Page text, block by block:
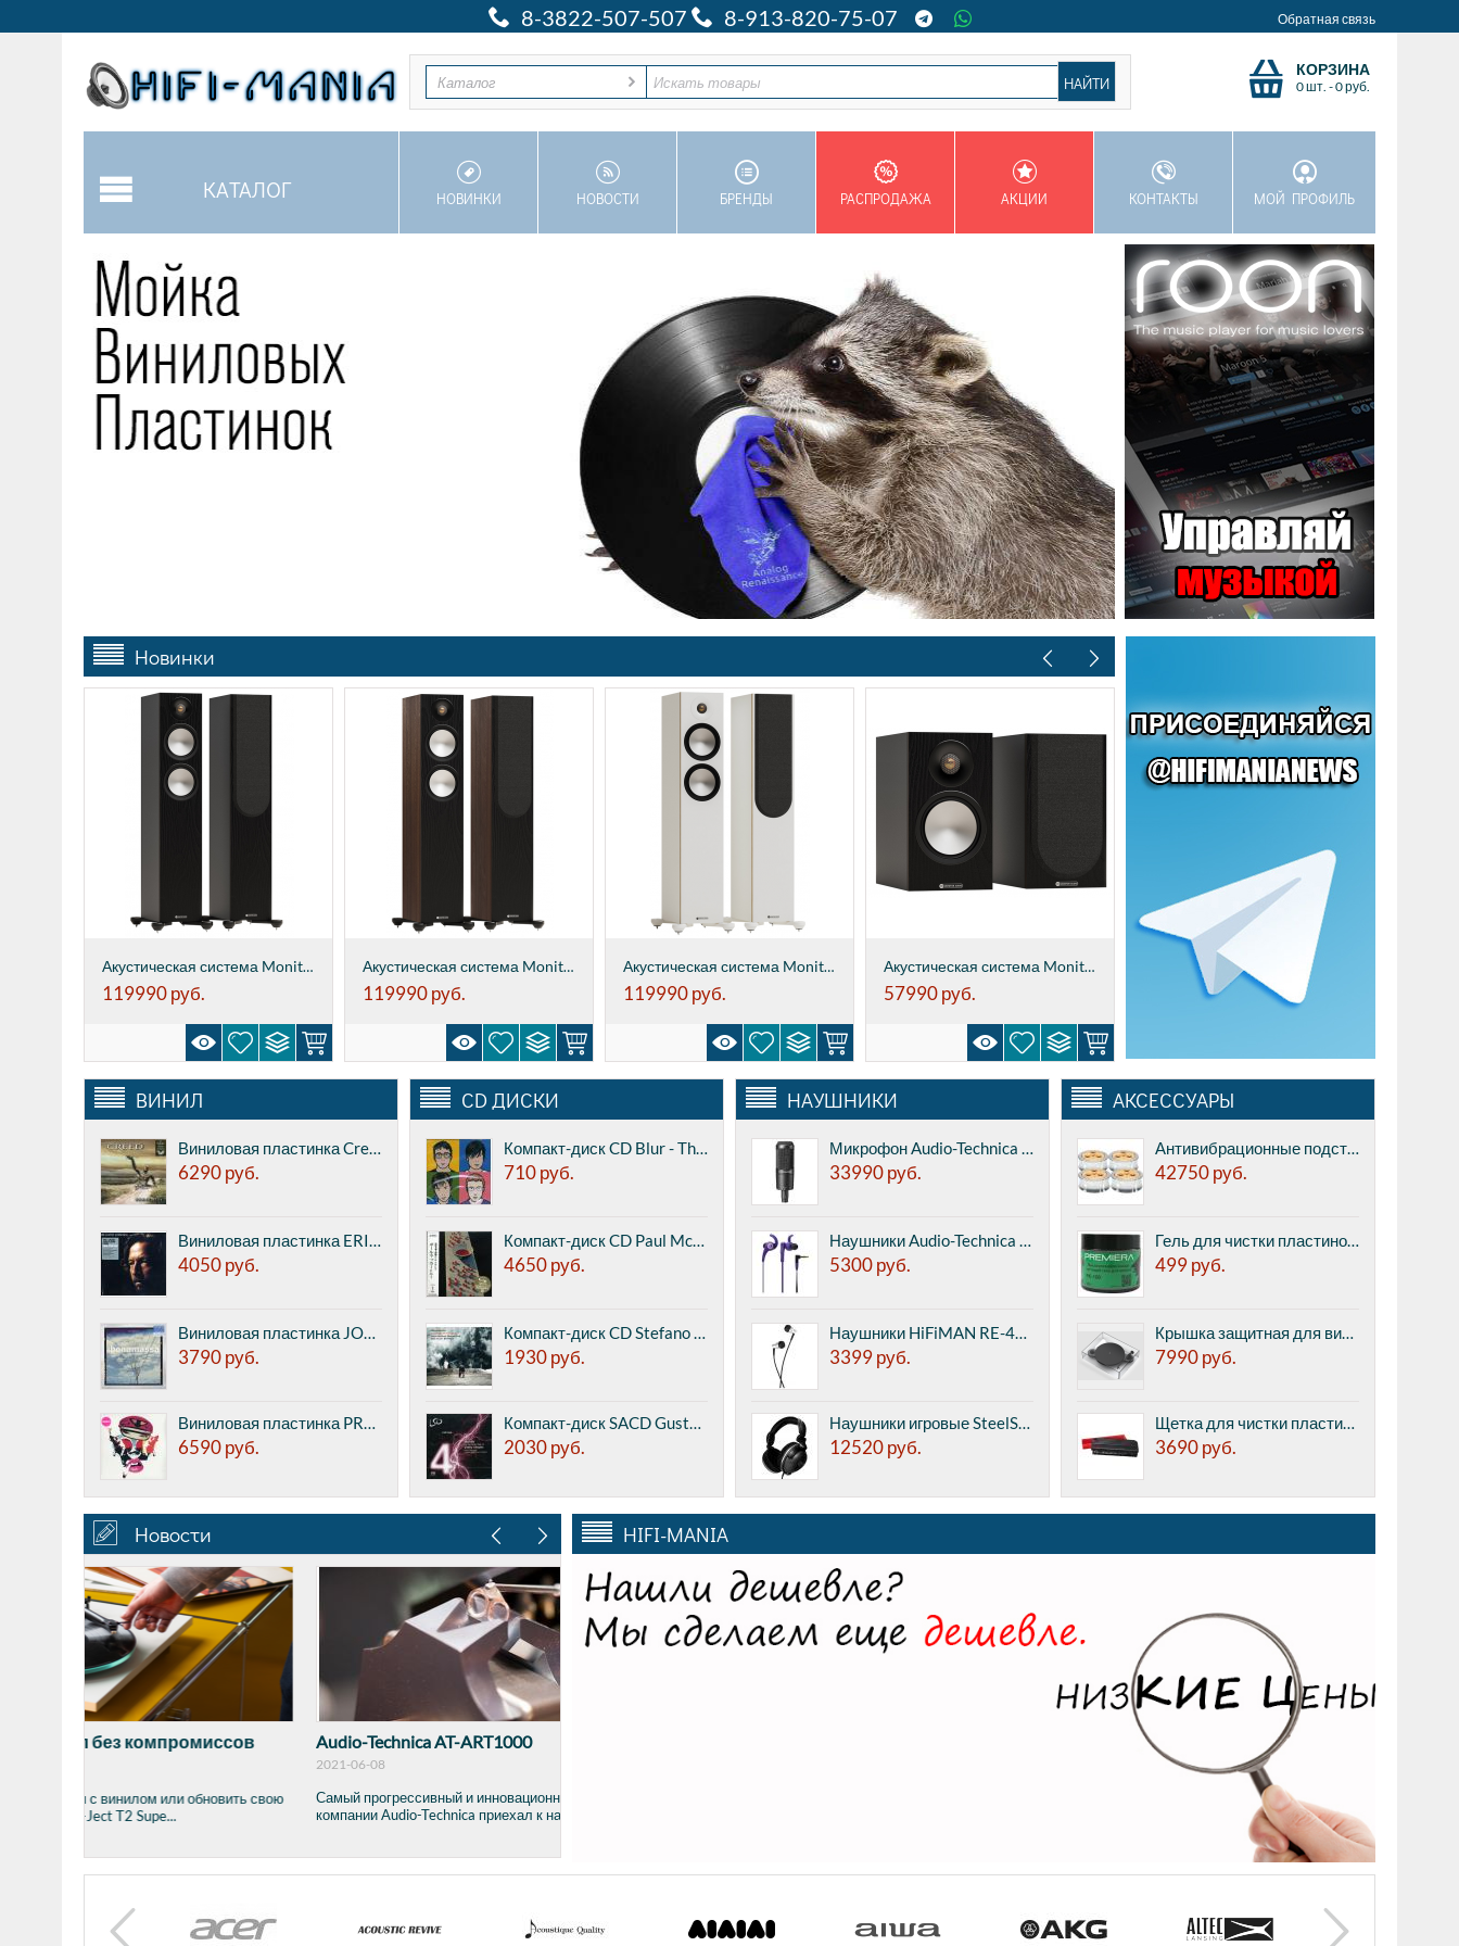
8-3822-507-507 8-913-820-75-07 Обратная связь
Каталог
КОРЗИНА
0 шт. -0руб.
КАТАЛОГ НОВИНКИ НОВОСТИ БРЕНДЫ РАСПРОДАЖА АКЦИИ КОНТАКТЫ МОЙ ПРОФИЛЬ
Новинки
Акустическая система Monitor Audio Bronze...
119990руб.
Акустическая система Monitor Audio Bronze...
119990руб.
Акустическая система Monitor Audio Bronze...
119990руб.
Акустическая система Monitor Audio Bronze...
57990руб.
Акустическая система Monitor Audio Bronze...
57990руб.
ВИНИЛ
Виниловая пластинка Creed - Human Clay - On Grey Smoke Vinyl (Craft Recordings) (2LP)
6290руб.
Виниловая пластинка ERIC CLAPTON - Journeyman (Reprise) (2LP)
4050руб.
Виниловая пластинка JOE BONAMASSA - A New Day Now - 20th Anniversary Limited Edition On Blue And White Sunburst Vinyl (Mascot Records) (2LP)
3790руб.
Виниловая пластинка PRODIGY - Always Outnumbered, Never Outgunned (XL) (LP)
6590руб.
CD ДИСКИ
Компакт-диск CD Blur - The Best Of (Parlophone) (CD)
710руб.
Компакт-диск CD Paul McCartney - McCartney (Capitol) (CD)
4650руб.
Компакт-диск CD Stefano Bollani Trio with Mark Turner, Bill Frisell, Jesper Bodilsen, Morten Lund - Joy In Splite Of Everything (ECM) (1CD)
1930руб.
Компакт-диск SACD Gustav Mahler - Symphony No.4 - London Symphony Orchestra, Valery Gergiev (conductor), Laura Claycomb (soprano) (LSO & Naxos) (SACD)
2030руб.
НАУШНИКИ
Микрофон Audio-Technica AT2050 - конденсаторный микрофон с кардиодной направленностью, 20-20 000 Гц, соотношение сигнал/шум: 77 дБ, сопротивление 120 Ом.
33990руб.
Наушники Audio-Technica ATH-CKX7 PL (10 - 24000 Гц, 16 Ом, 102 дБ, 1.2м), внутриканальные, закрытые
5300руб.
Наушники HiFiMAN RE-400 (15 - 22000 Гц, 32 Ом, 102 дБ, 1.2м), внутриканальные, закрытые
3399руб.
Наушники игровые SteelSeries 5H v2 (16 - 28000 Гц, 110 дБ, 40 Ом, 1+2м), мониторные, закрытые, гарнитура, серебристые
12520руб.
АКСЕССУАРЫ
Антивибрационные подставки Quadraspire QPlus Advanced - комплект из 4-х штук, для установки под ножки аппаратуры.
42750руб.
Гель для чистки пластинок Premiera PK-108 - пыль прилипает и остается на чистящем средстве, можно чистить как пластинки, так и иголки (просто опуская и поднимая тонарм с иглой на гель)
499руб.
Крышка защитная для винилового проигрывателя Pro-Ject COVER IT E
7990руб.
Щетка для чистки пластинок Ortofon Record brush - антистатическая, карбоновые волокна (9999809)
3690руб.
Новости
Audio-Technica AT-ART1000
Самый прогрессивный и инновационный картридж от японской
компании Audio-Technica приехал к нам для демонстрации и ...
HIFI-MANIA